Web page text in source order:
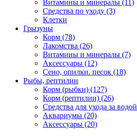
Витамины и минералы (11)
Средства по уходу (3)
Клетки
Грызуны
Корм (78)
Лакомства (26)
Витамины и минералы (7)
Аксессуары (12)
Сено, опилки. песок (18)
Рыбы, рептилии
Корм (рыбки) (127)
Корм (рептилии) (26)
Средства для ухода за водой
Аквариумы (20)
Аксессуары (20)